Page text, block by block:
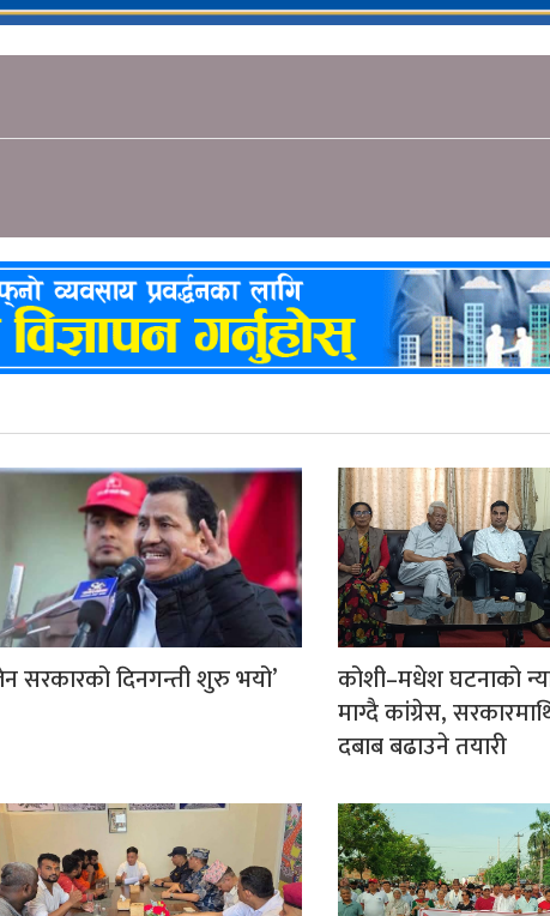
सरकारको दिनगन्ती शुरु भयो’
कोशी–मधेश घटनाको
माग्दै कांग्रेस,
दबाब बढाउने तयारी